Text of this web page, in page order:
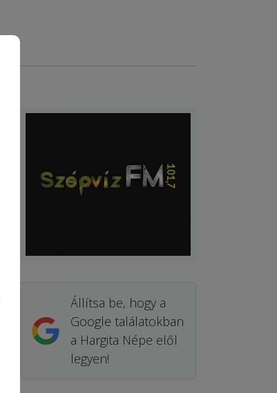
Állítsa be, hogy a
Google találatokban
a Hargita Népe elől
legyen!